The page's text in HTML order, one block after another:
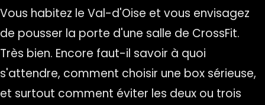
Vous habitez le Val-d'Oise et vous envisagez
de pousser la porte d'une salle de CrossFit.
Très bien. Encore faut-il savoir à quoi
s'attendre, comment choisir une box sérieuse,
et surtout comment éviter les deux ou trois